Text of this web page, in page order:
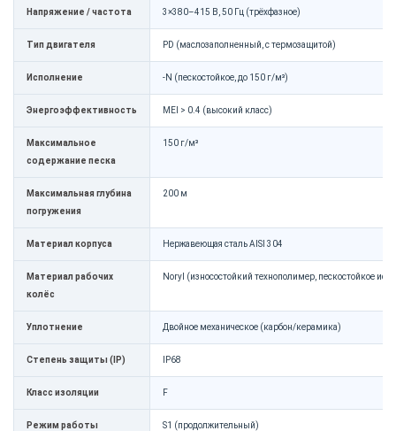
Напряжение / частота 3×380–415 В, 50 Гц (трёхфазное)
Тип двигателя PD (маслозаполненный, с термозащитой)
Исполнение -N (пескостойкое, до 150 г/м³)
Энергоэффективность MEI > 0.4 (высокий класс)
Максимальное
содержание песка
150 г/м³
Максимальная глубина
погружения
200 м
Материал корпуса Нержавеющая сталь AISI 304
Материал рабочих
колёс
Noryl (износостойкий технополимер, пескостойкое
Уплотнение Двойное механическое (карбон/керамика)
Степень защиты (IP) IP68
Класс изоляции F
Режим работы S1 (продолжительный)